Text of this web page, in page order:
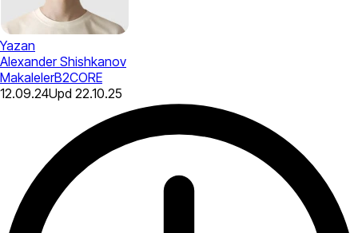
Yazan
Alexander Shishkanov
MakalelerB2CORE
12.09.24Upd 22.10.25